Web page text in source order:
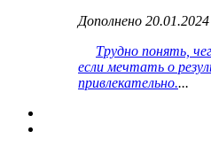
Дополнено
Трудно понять,
если мечтать о
привлекательно....